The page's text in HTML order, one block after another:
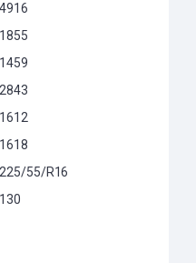
4916
1855
1459
2843
1612
1618
225/55/R16
130